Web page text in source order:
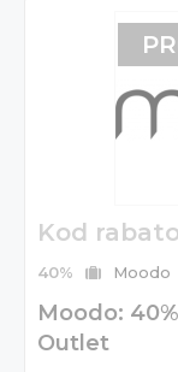
Kod
40% Moodo
Moodo:
Outlet